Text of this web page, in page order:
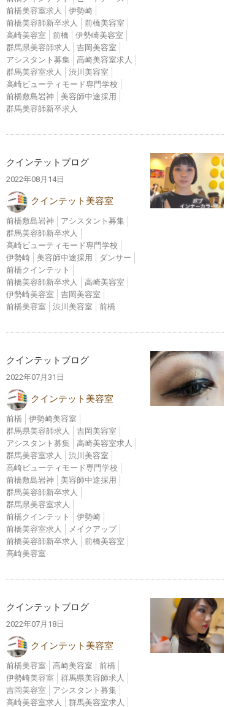
前橋美容室求人
伊勢崎
前橋美容師新卒求人
前橋美容室
高崎美容室
前橋
伊勢崎美容室
群馬県美容師求人
吉岡美容室
アシスタント募集
高崎美容室求人
群馬美容室求人
渋川美容室
高崎ビューティモード専門学校
前橋敷島岩神
美容師中途採用
群馬美容師新卒求人
クインテットブログ
2022年08月14日
クインテット美容室
前橋敷島岩神
アシスタント募集
群馬美容師新卒求人
高崎ビューティモード専門学校
伊勢崎
美容師中途採用
ダンサー
前橋クインテット
前橋美容師新卒求人
高崎美容室
伊勢崎美容室
吉岡美容室
前橋美容室
渋川美容室 前橋
クインテットブログ
2022年07月31日
クインテット美容室
前橋
伊勢崎美容室
群馬県美容師求人
吉岡美容室
アシスタント募集
高崎美容室求人
群馬美容室求人
渋川美容室
高崎ビューティモード専門学校
前橋敷島岩神
美容師中途採用
群馬美容師新卒求人
群馬県美容室求人
前橋クインテット
伊勢崎
前橋美容室求人
メイクアップ
前橋美容師新卒求人
前橋美容室
高崎美容室
クインテットブログ
2022年07月18日
クインテット美容室
前橋美容室 高崎美容室
前橋
伊勢崎美容室
群馬県美容師求人
吉岡美容室
アシスタント募集
高崎美容室求人
群馬美容室求人